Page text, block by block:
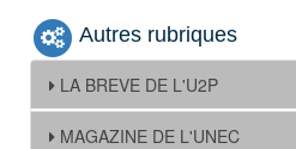
Autres rubriques
LA BREVE DE L'U2P
MAGAZINE DE L'UNEC